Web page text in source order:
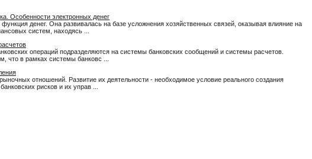
Особенности электронных денег
денег. Она развивалась на базе усложнения хозяйственных связей, оказывая влияние на
систем, находясь ...
операций подразделяются на системы банковских сообщений и системы расчетов.
что в рамках системы банковс ...
отношений. Развитие их деятельности - необходимое условие реального создания
рисков и их управ ...